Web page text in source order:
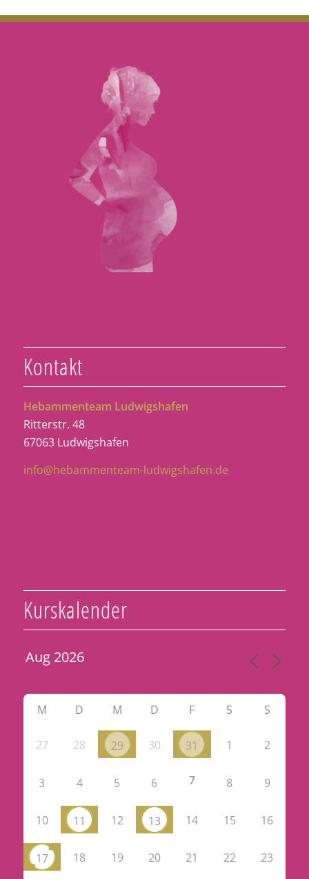
Kontakt
Hebammenteam Ludwigshafen
Ritterstr. 48
67063 Ludwigshafen
info@hebammenteam-ludwigshafen.de
Kurskalender
M D M D F S S
27 28 29 30 31 1 2
3 4 5 6 7 8 9
10 11 12 13 14 15 16
17 18 19 20 21 22 23